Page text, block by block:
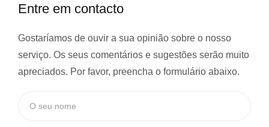
Entre em contacto
Gostaríamos de ouvir a sua opinião sobre o nosso
serviço. Os seus comentários e sugestões serão muito
apreciados. Por favor, preencha o formulário abaixo.